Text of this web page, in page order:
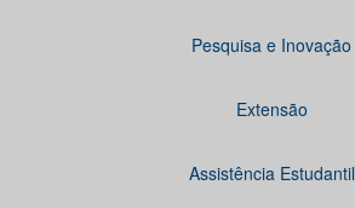
Pesquisa e Inovação
Extensão
Assistência Estudantil